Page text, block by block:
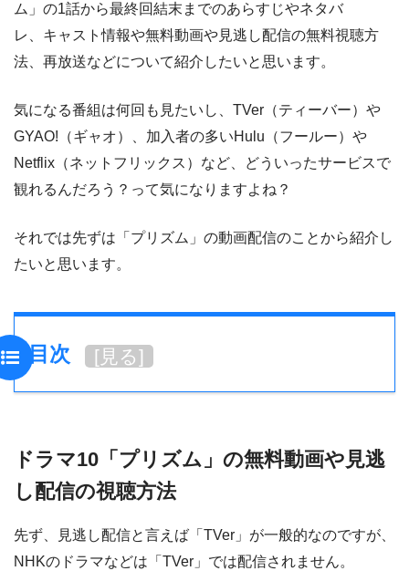
ム」の1話から最終回結末までのあらすじやネタバ
レ、キャスト情報や無料動画や見逃し配信の無料視聴方
法、再放送などについて紹介したいと思います。
気になる番組は何回も見たいし、TVer（ティーバー）や
GYAO!（ギャオ）、加入者の多いHulu（フールー）や
Netflix（ネットフリックス）など、どういったサービスで
観れるんだろう？って気になりますよね？
それでは先ずは「プリズム」の動画配信のことから紹介し
たいと思います。
目次 [見る]
ドラマ10「プリズム」の無料動画や見逃
し配信の視聴方法
先ず、見逃し配信と言えば「TVer」が一般的なのですが、
NHKのドラマなどは「TVer」では配信されません。